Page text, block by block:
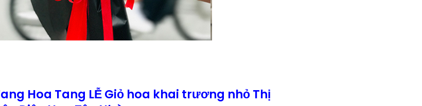
Hoa Tang LỄ Giỏ hoa khai trương nhỏ Thị